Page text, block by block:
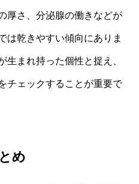
厚さ、分泌腺の働きなどが
は乾きやすい傾向にありま
生まれ持った個性と捉え、
チェックすることが重要で
め